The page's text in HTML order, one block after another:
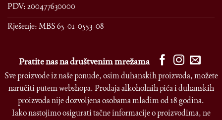
PDV: 200477630000
Rješenje: MBS 65-01-0553-08
Pratite nas na društvenim mrežama
Sve proizvode iz naše ponude, osim duhanskih proizvoda, možete
naručiti putem webshopa. Prodaja alkoholnih pića i duhanskih
proizvoda nije dozvoljena osobama mlađim od 18 godina.
Iako nastojimo osigurati tačne informacije o proizvodima, ne